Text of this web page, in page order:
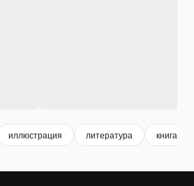
иллюстрация литература книга